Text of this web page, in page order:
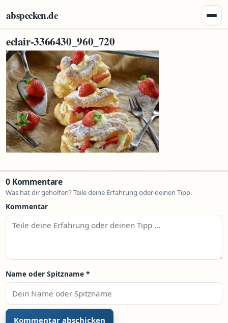
abspecken.de
eclair-3366430_960_720
0 Kommentare
Was hat dir geholfen? Teile deine Erfahrung oder deinen Tipp.
Kommentar
Name oder Spitzname *